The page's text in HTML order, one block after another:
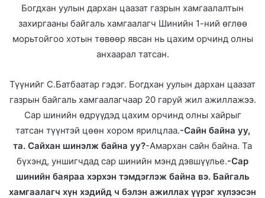
a
i
l
Богдхан уулын дархан цаазат газрын хамгаалалтын
захиргааны байгаль хамгаалагч Шинийн 1-ний өглөө
морьтойгоо хотын төвөөр явсан нь цахим орчинд олны
анхаарал татсан.
Түүнийг С.Батбаатар гэдэг. Богдхан уулын дархан цаазат
газрын байгаль хамгаалагчаар 20 гаруй жил ажиллажээ.
Сар шинийн өдрүүдэд цахим орчинд олны хайрыг
татсан түүнтэй цөөн хором ярилцлаа.-Сайн байна уу,
та. Сайхан шинэлж байна уу?-Амархан сайн байна. Та
бүхэнд, уншигчдад сар шинийн мэнд дэвшүүлье.-Сар
шинийн баяраа хэрхэн тэмдэглэж байна вэ. Байгаль
хамгаалагч хүн хэдийд ч бэлэн ажиллах үүрэг хүлээсэн